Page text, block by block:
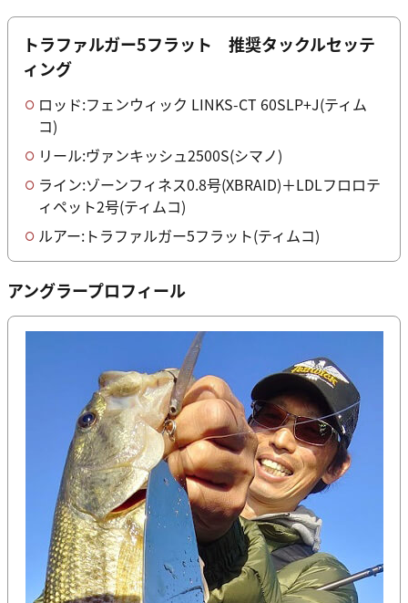
トラファルガー5フラット 推奨タックルセッテ
ィング
ロッド:フェンウィック LINKS-CT 60SLP+J(ティム
コ)
リール:ヴァンキッシュ2500S(シマノ)
ライン:ゾーンフィネス0.8号(XBRAID)＋LDLフロロテ
ィペット2号(ティムコ)
ルアー:トラファルガー5フラット(ティムコ)
アングラープロフィール